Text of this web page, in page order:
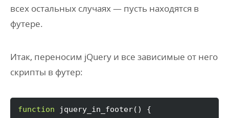
всех остальных случаях — пусть находятся в
футере.
Итак, переносим jQuery и все зависимые от него
скрипты в футер:
function jquery_in_footer( )
{